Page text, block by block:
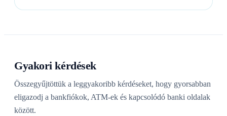
Gyakori kérdések
Összegyűjtöttük a leggyakoribb kérdéseket, hogy gyorsabban
eligazodj a bankfiókok, ATM-ek és kapcsolódó banki oldalak
között.